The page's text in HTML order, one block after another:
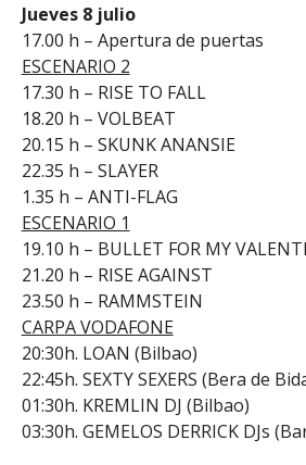
Jueves 8 julio
17.00 h – Apertura de puertas
ESCENARIO 2
17.30 h – RISE TO FALL
18.20 h – VOLBEAT
20.15 h – SKUNK ANANSIE
22.35 h – SLAYER
1.35 h – ANTI-FLAG
ESCENARIO 1
19.10 h – BULLET FOR MY
21.20 h – RISE AGAINST
23.50 h – RAMMSTEIN
CARPA VODAFONE
20:30h. LOAN (Bilbao)
22:45h. SEXTY SEXERS (Bera de
01:30h. KREMLIN DJ (Bilbao)
03:30h. GEMELOS DERRICK DJs